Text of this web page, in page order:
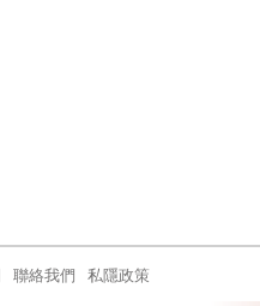
聯絡我們 私隱政策